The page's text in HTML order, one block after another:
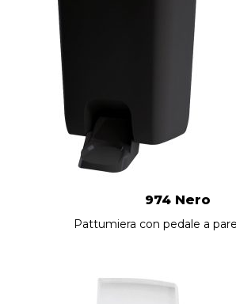
974 Nero
Pattumiera con pedale a